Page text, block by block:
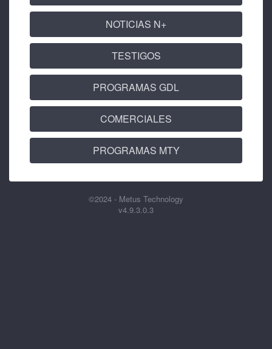
NOTICIAS N+
TESTIGOS
PROGRAMAS GDL
COMERCIALES
PROGRAMAS MTY
©2024 - Metus Technology
v4.9.3.0.3